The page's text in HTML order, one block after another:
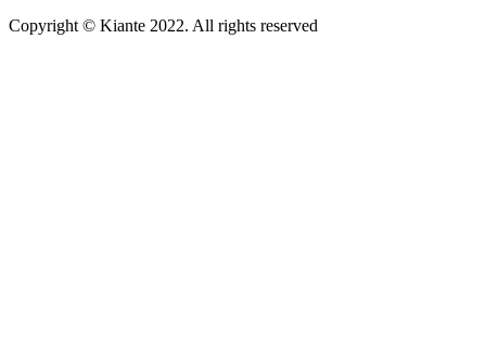
Copyright © Kiante 2022. All rights reserved